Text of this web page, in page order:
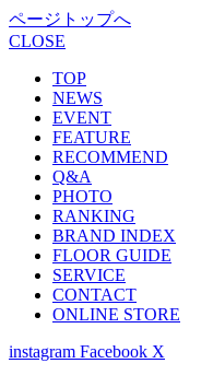
ページトップへ
CLOSE
TOP
NEWS
EVENT
FEATURE
RECOMMEND
Q&A
PHOTO
RANKING
BRAND INDEX
FLOOR GUIDE
SERVICE
CONTACT
ONLINE STORE
instagram Facebook X